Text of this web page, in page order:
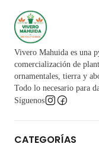
Vivero Mahuida es una
comercialización de
ornamentales, tierra y
Todo lo necesario para
Síguenos
CATEGORÍAS